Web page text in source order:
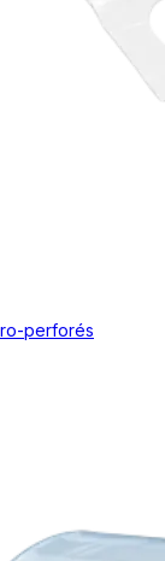
perforés